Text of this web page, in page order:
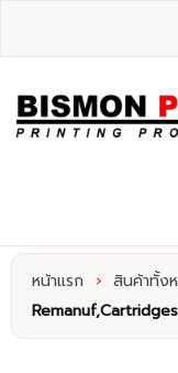
หน้าแรก › สินค้าทั้ง